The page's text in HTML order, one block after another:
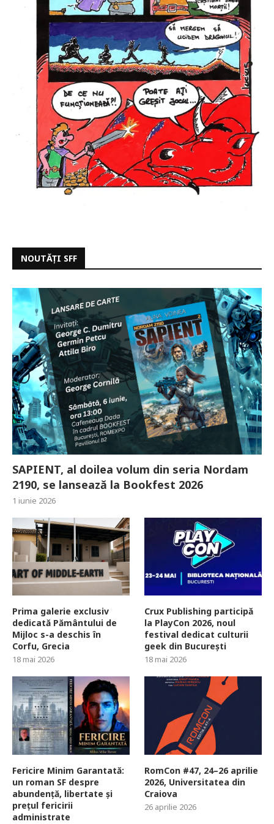
NOUTĂȚI SFF
SAPIENT, al doilea volum din seria Nordam
2190, se lansează la Bookfest 2026
1 iunie 2026
Prima galerie exclusiv
dedicată Pământului de
Mijloc s-a deschis în
Corfu, Grecia
18 mai 2026
Crux Publishing participă
la PlayCon 2026, noul
festival dedicat culturii
geek din București
18 mai 2026
Fericire Minim Garantată:
un roman SF despre
abundență, libertate și
prețul fericirii
administrate
RomCon #47, 24–26 aprilie
2026, Universitatea din
Craiova
26 aprilie 2026